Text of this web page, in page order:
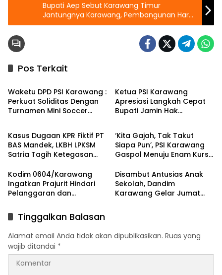
Bupati Aep Sebut Karawang Timur
Jantungnya Karawang, Pembangunan Harus
Terus Digas
Pos Terkait
Berita
Waketu DPD PSI Karawang :
Perkuat Soliditas Dengan
Turnamen Mini Soccer
Ketua PSI Karawang
Apresiasi Langkah Cepat
Bupati Jamin Hak
Berita
Kasus Dugaan KPR Fiktif PT
BAS Mandek, LKBH LPKSM
Satria Tagih Ketegasan
Berita
‘Kita Gajah, Tak Takut
Siapa Pun’, PSI Karawang
Gaspol Menuju Enam Kursi
Kodim 0604/Karawang
Ingatkan Prajurit Hindari
Pelanggaran dan
Disambut Antusias Anak
Sekolah, Dandim
Karawang Gelar Jumat
Tinggalkan Balasan
Alamat email Anda tidak akan dipublikasikan. Ruas yang
wajib ditandai *